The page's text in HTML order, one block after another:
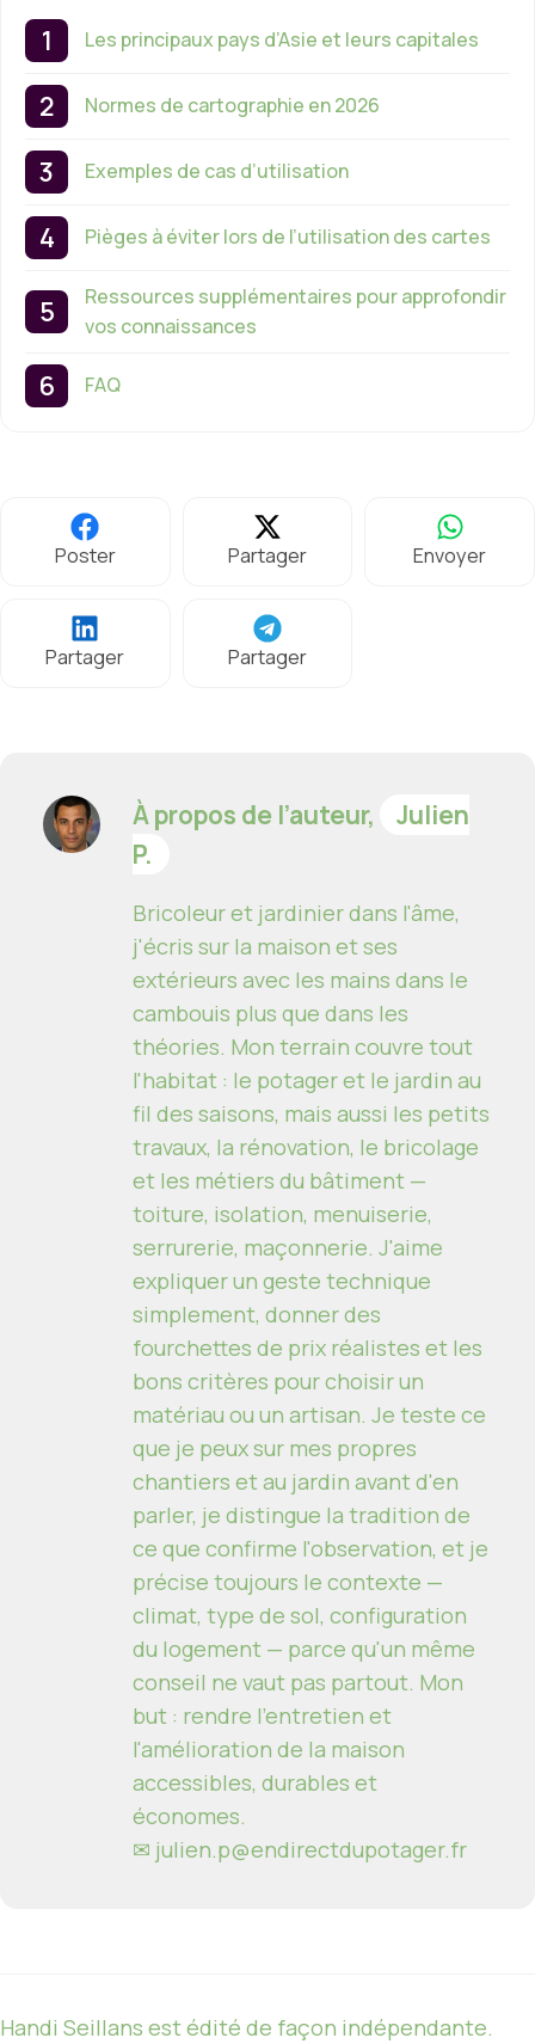
Les principaux pays d’Asie et leurs capitales
Normes de cartographie en 2026
Exemples de cas d’utilisation
Pièges à éviter lors de l’utilisation des cartes
Ressources supplémentaires pour approfondir
vos connaissances
FAQ
Poster Partager Envoyer
Partager Partager
À propos de l’auteur,
Julien
P.
Bricoleur et jardinier dans l'âme,
j'écris sur la maison et ses
extérieurs avec les mains dans le
cambouis plus que dans les
théories. Mon terrain couvre tout
l'habitat : le potager et le jardin au
fil des saisons, mais aussi les petits
travaux, la rénovation, le bricolage
et les métiers du bâtiment —
toiture, isolation, menuiserie,
serrurerie, maçonnerie. J'aime
expliquer un geste technique
simplement, donner des
fourchettes de prix réalistes et les
bons critères pour choisir un
matériau ou un artisan. Je teste ce
que je peux sur mes propres
chantiers et au jardin avant d'en
parler, je distingue la tradition de
ce que confirme l'observation, et je
précise toujours le contexte —
climat, type de sol, configuration
du logement — parce qu'un même
conseil ne vaut pas partout. Mon
but : rendre l'entretien et
l'amélioration de la maison
accessibles, durables et
économes.
✉ julien.p@endirectdupotager.fr
Handi Seillans est édité de façon indépendante.